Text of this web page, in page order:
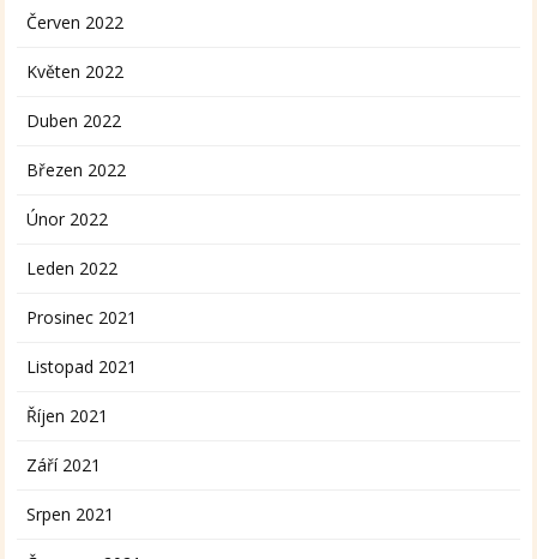
Červen 2022
Květen 2022
Duben 2022
Březen 2022
Únor 2022
Leden 2022
Prosinec 2021
Listopad 2021
Říjen 2021
Září 2021
Srpen 2021